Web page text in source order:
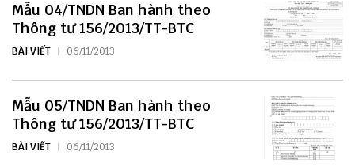
Mẫu 04/TNDN Ban hành theo
Thông tư 156/2013/TT-BTC
BÀI VIẾT 06/11/2013
Mẫu 05/TNDN Ban hành theo
Thông tư 156/2013/TT-BTC
BÀI VIẾT 06/11/2013